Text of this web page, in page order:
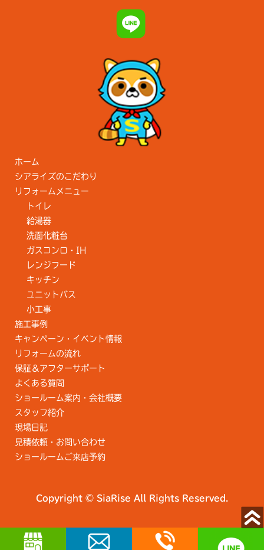
ホーム
シアライズのこだわり
リフォームメニュー
トイレ
給湯器
洗面化粧台
ガスコンロ・IH
レンジフード
キッチン
ユニットバス
小工事
施工事例
キャンペーン・イベント情報
リフォームの流れ
保証＆アフターサポート
よくある質問
ショールーム案内・会社概要
スタッフ紹介
現場日記
見積依頼・お問い合わせ
ショールームご来店予約
Copyright © SiaRise All Rights Reserved.